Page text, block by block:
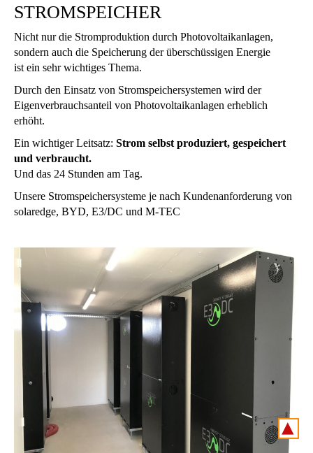
▴
STROMSPEICHER
Nicht nur die Stromproduktion durch Photovoltaikanlagen,
sondern auch die Speicherung der überschüssigen Energie
ist ein sehr wichtiges Thema.
Durch den Einsatz von Stromspeichersystemen wird der
Eigenverbrauchsanteil von Photovoltaikanlagen erheblich
erhöht.
Ein wichtiger Leitsatz: Strom selbst produziert, gespeichert
und verbraucht.
Und das 24 Stunden am Tag.
Unsere Stromspeichersysteme je nach Kundenanforderung von
solaredge, BYD, E3/DC und M-TEC